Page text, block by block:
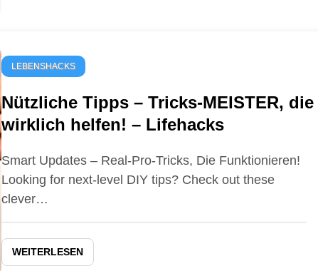
LEBENSHACKS
Nützliche Tipps – Tricks-MEISTER, die
wirklich helfen! – Lifehacks
Smart Updates – Real-Pro-Tricks, Die Funktionieren!
Looking for next-level DIY tips? Check out these
clever…
WEITERLESEN